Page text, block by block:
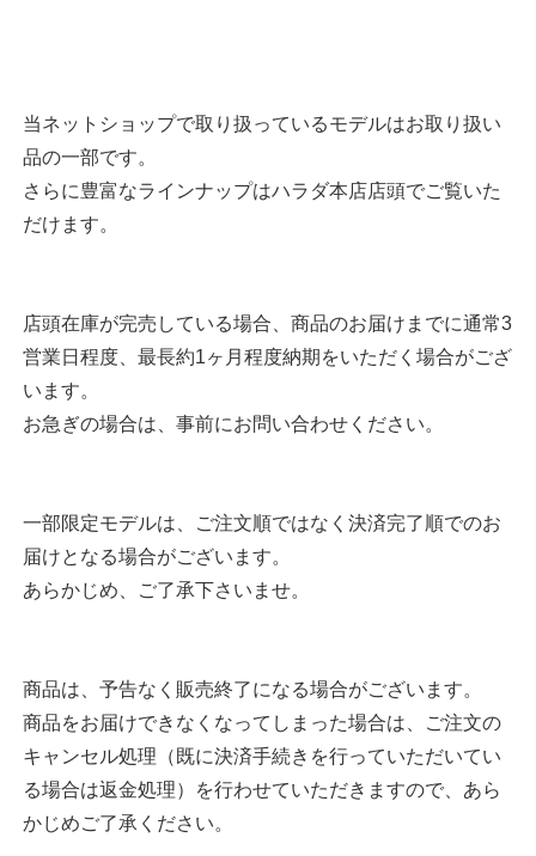
当ネットショップで取り扱っているモデルはお取り扱い
品の一部です。
さらに豊富なラインナップはハラダ本店店頭でご覧いた
だけます。
店頭在庫が完売している場合、商品のお届けまでに通常3
営業日程度、最長約1ヶ月程度納期をいただく場合がござ
います。
お急ぎの場合は、事前にお問い合わせください。
一部限定モデルは、ご注文順ではなく決済完了順でのお
届けとなる場合がございます。
あらかじめ、ご了承下さいませ。
商品は、予告なく販売終了になる場合がございます。
商品をお届けできなくなってしまった場合は、ご注文の
キャンセル処理（既に決済手続きを行っていただいてい
る場合は返金処理）を行わせていただきますので、あら
かじめご了承ください。